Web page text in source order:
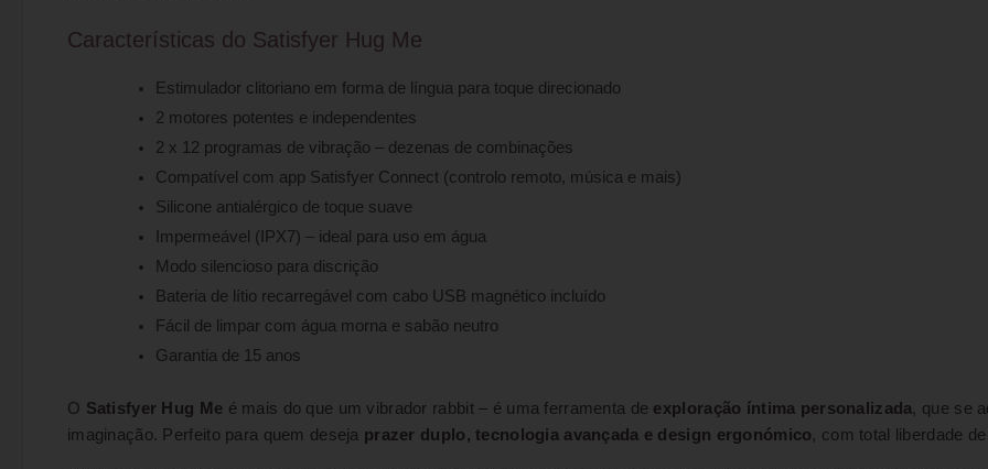
Características do Satisfyer Hug Me
Estimulador clitoriano em forma de língua para toque direcionado
2 motores potentes e independentes
2 x 12 programas de vibração – dezenas de combinações
Compatível com app Satisfyer Connect (controlo remoto, música e mais)
Silicone antialérgico de toque suave
Impermeável (IPX7) – ideal para uso em água
Modo silencioso para discrição
Bateria de lítio recarregável com cabo USB magnético incluído
Fácil de limpar com água morna e sabão neutro
Garantia de 15 anos
O Satisfyer Hug Me é mais do que um vibrador rabbit – é uma ferramenta de exploração íntima personalizada, que se
imaginação. Perfeito para quem deseja prazer duplo, tecnologia avançada e design ergonómico, com total liberdade